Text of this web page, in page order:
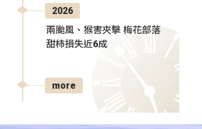
2026
兩颱風、猴害夾擊 梅花部落
甜柿損失近6成
more